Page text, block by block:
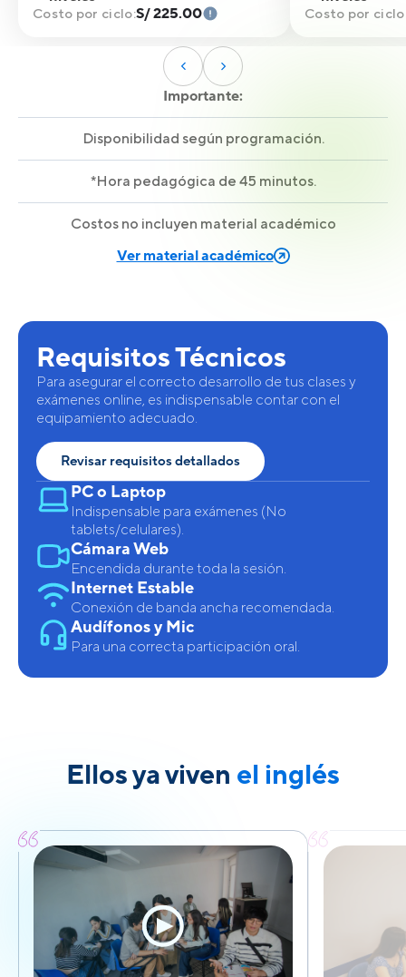
Costo por ciclo:S/ 225.00 Costo por
Importante:
Disponibilidad según programación.
*Hora pedagógica de 45 minutos.
Costos no incluyen material académico
Ver material académico
Requisitos Técnicos
Para asegurar el correcto desarrollo de tus clases y
exámenes online, es indispensable contar con el
equipamiento adecuado.
Revisar requisitos detallados
PC o Laptop
Indispensable para exámenes (No
tablets/celulares).
Cámara Web
Encendida durante toda la sesión.
Internet Estable
Conexión de banda ancha recomendada.
Audífonos y Mic
Para una correcta participación oral.
Ellos ya viven el inglés